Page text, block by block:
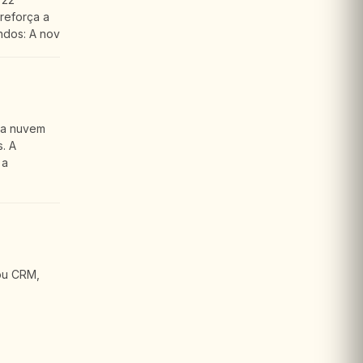
a
A nov
nuvem
A
CRM,